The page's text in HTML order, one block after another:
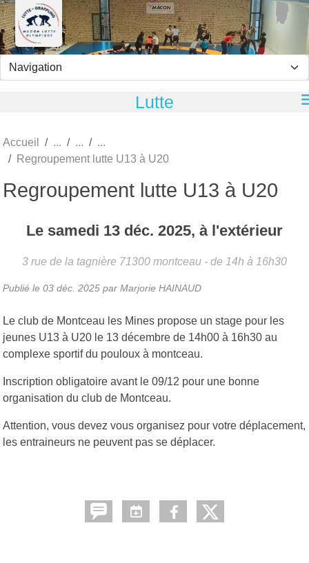
Lutte
Accueil
Regroupement lutte U13 à U20
Regroupement lutte U13 à U20
Le samedi 13 déc. 2025, à l'extérieur
3 rue de la tagnière 71300 montceau - de 14h à 16h30
Publié le 03 déc. 2025 par Marjorie HAINAUD
Le club de Montceau les Mines propose un stage pour les
jeunes U13 à U20 le 13 décembre de 14h00 à 16h30 au
complexe sportif du pouloux à montceau.
Inscription obligatoire avant le 09/12 pour une bonne
organisation du club de Montceau.
Attention, vous devez vous organisez pour votre déplacement,
les entraineurs ne peuvent pas se déplacer.
Panneau de gestion des cookies